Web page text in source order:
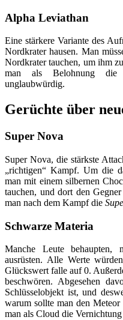
Alpha Leviathan
Eine stärkere Variante des
Nordkrater hausen. Man
Nordkrater tauchen, um ihm
man als Belohnung
unglaubwürdig.
Gerüchte über
Super Nova
Super Nova, die stärkste
„richtigen“ Kampf. Um die
man mit einem silbernen
tauchen, und dort den
man nach dem Kampf die
Schwarze Materia
Manche Leute behaupten,
ausrüsten. Alle Werte
Glückswert falle auf 0.
beschwören. Abgesehen
Schlüsselobjekt ist, und
warum sollte man den
man als Cloud die Vernichtung